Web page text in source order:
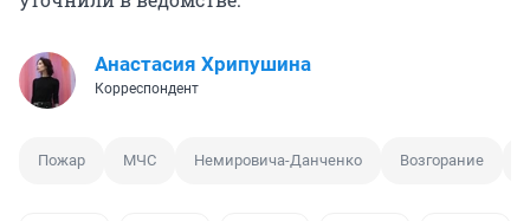
Анастасия Хрипушина
Корреспондент
Пожар МЧС Немировича-Данченко Возгорание